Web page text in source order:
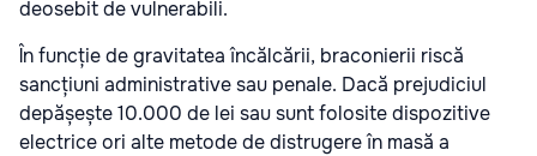
deosebit de vulnerabili.
În funcție de gravitatea încălcării, braconierii riscă
sancțiuni administrative sau penale. Dacă prejudiciul
depășește 10.000 de lei sau sunt folosite dispozitive
electrice ori alte metode de distrugere în masă a